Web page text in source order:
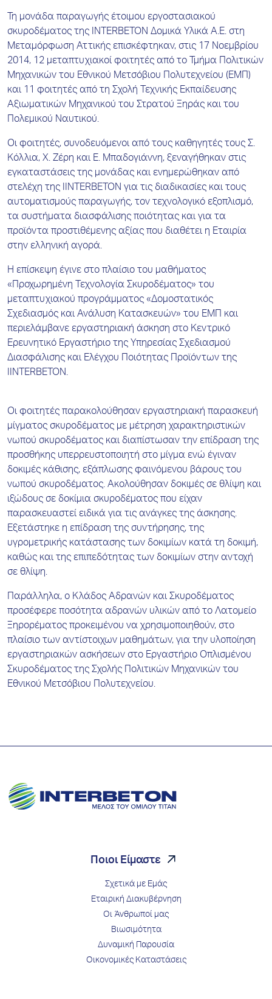
Τη μονάδα παραγωγής έτοιμου εργοστασιακού
σκυροδέματος της INTERBETON Δομικά Υλικά Α.Ε. στη
Μεταμόρφωση Αττικής επισκέφτηκαν, στις 17 Νοεμβρίου
2014, 12 μεταπτυχιακοί φοιτητές από το Τμήμα Πολιτικών
Μηχανικών του Εθνικού Μετσόβιου Πολυτεχνείου (ΕΜΠ)
και 11 φοιτητές από τη Σχολή Τεχνικής Εκπαίδευσης
Αξιωματικών Μηχανικού του Στρατού Ξηράς και του
Πολεμικού Ναυτικού.
Οι φοιτητές, συνοδευόμενοι από τους καθηγητές τους Σ.
Κόλλια, Χ. Ζέρη και Ε. Μπαδογιάννη, ξεναγήθηκαν στις
εγκαταστάσεις της μονάδας και ενημερώθηκαν από
στελέχη της ΙINTERBETON για τις διαδικασίες και τους
αυτοματισμούς παραγωγής, τον τεχνολογικό εξοπλισμό,
τα συστήματα διασφάλισης ποιότητας και για τα
προϊόντα προστιθέμενης αξίας που διαθέτει η Εταιρία
στην ελληνική αγορά.
Η επίσκεψη έγινε στο πλαίσιο του μαθήματος
«Προχωρημένη Τεχνολογία Σκυροδέματος» του
μεταπτυχιακού προγράμματος «Δομοστατικός
Σχεδιασμός και Ανάλυση Κατασκευών» του ΕΜΠ και
περιελάμβανε εργαστηριακή άσκηση στο Κεντρικό
Ερευνητικό Εργαστήριο της Υπηρεσίας Σχεδιασμού
Διασφάλισης και Ελέγχου Ποιότητας Προϊόντων της
ΙINTERBETON.
Οι φοιτητές παρακολούθησαν εργαστηριακή παρασκευή
μίγματος σκυροδέματος με μέτρηση χαρακτηριστικών
νωπού σκυροδέματος και διαπίστωσαν την επίδραση της
προσθήκης υπερρευστοποιητή στο μίγμα ενώ έγιναν
δοκιμές κάθισης, εξάπλωσης φαινόμενου βάρους του
νωπού σκυροδέματος. Ακολούθησαν δοκιμές σε θλίψη και
ιξώδους σε δοκίμια σκυροδέματος που είχαν
παρασκευαστεί ειδικά για τις ανάγκες της άσκησης.
Εξετάστηκε η επίδραση της συντήρησης, της
υγρομετρικής κατάστασης των δοκιμίων κατά τη δοκιμή,
καθώς και της επιπεδότητας των δοκιμίων στην αντοχή
σε θλίψη.
Παράλληλα, ο Κλάδος Αδρανών και Σκυροδέματος
προσέφερε ποσότητα αδρανών υλικών από το Λατομείο
Ξηρορέματος προκειμένου να χρησιμοποιηθούν, στο
πλαίσιο των αντίστοιχων μαθημάτων, για την υλοποίηση
εργαστηριακών ασκήσεων στο Εργαστήριο Οπλισμένου
Σκυροδέματος της Σχολής Πολιτικών Μηχανικών του
Εθνικού Μετσόβιου Πολυτεχνείου.
Ποιοι Είμαστε
Σχετικά με Εμάς
Εταιρική Διακυβέρνηση
Οι Άνθρωποί μας
Βιωσιμότητα
Δυναμική Παρουσία
Οικονομικές Καταστάσεις